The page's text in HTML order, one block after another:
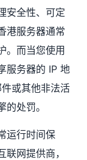
安全性、可定
港服务器通常
。而当您使用
服务器的 IP 地
或其他非法活
处罚。
运行时间保
网提供商，